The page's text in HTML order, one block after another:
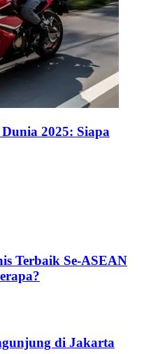
2025: Siapa
Terbaik Se-ASEAN
di Jakarta